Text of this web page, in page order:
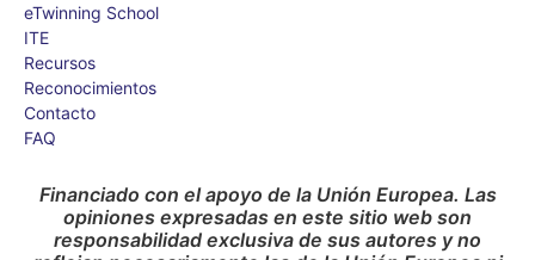
eTwinning School
ITE
Recursos
Reconocimientos
Contacto
FAQ
Financiado con el apoyo de la Unión Europea. Las
opiniones expresadas en este sitio web son
responsabilidad exclusiva de sus autores y no